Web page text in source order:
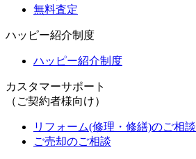
無料査定
ハッピー紹介制度
ハッピー紹介制度
カスタマーサポート
（ご契約者様向け）
リフォーム(修理・修繕)のご相談
ご売却のご相談